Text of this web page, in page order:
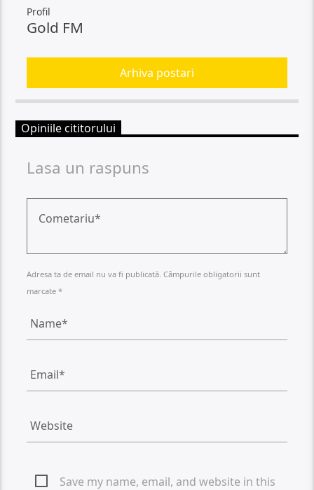
Profil
Gold FM
Arhiva postari
Opiniile cititorului
Lasa un raspuns
Adresa ta de email nu va fi publicată. Câmpurile obligatorii sunt
marcate *
Save my name, email, and website in this